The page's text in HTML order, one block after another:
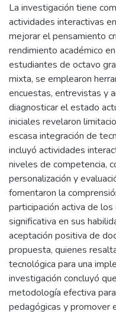
La investigación tiene
actividades interactivas
mejorar el pensamiento
rendimiento académico
estudiantes de octavo
mixta, se emplearon
encuestas, entrevistas y
diagnosticar el estado
iniciales revelaron
escasa integración de
incluyó actividades
niveles de competencia,
personalización y
fomentaron la
participación activa de
significativa en sus
aceptación positiva de
propuesta, quienes
tecnológica para una
investigación concluyó
metodología efectiva
pedagógicas y promover